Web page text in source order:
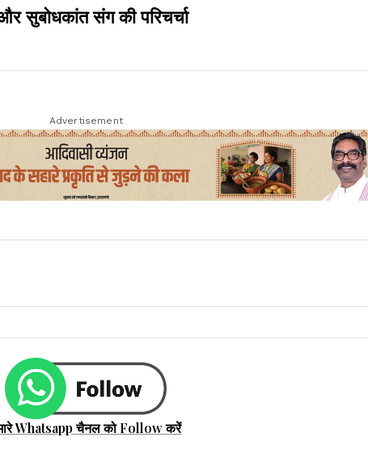
सुबोधकांत संग की परिचर्चा
Advertisement
Whatsapp चैनल को Follow करें